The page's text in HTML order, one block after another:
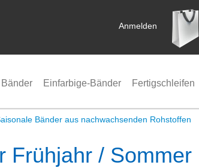
Anmelden
Einfarbige-Bänder Fertigschleifen
Bänder aus nachwachsenden Rohstoffen
Frühjahr / Sommer